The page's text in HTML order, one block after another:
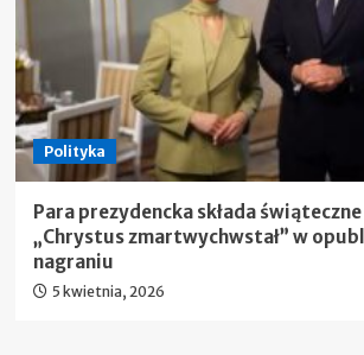
Polityka
Para prezydencka składa
„Chrystus zmartwychwstał” w
nagraniu
5 kwietnia, 2026